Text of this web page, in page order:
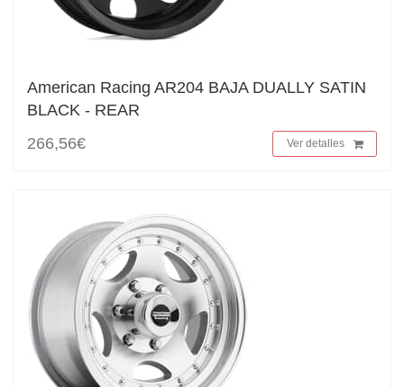
American Racing AR204 BAJA DUALLY SATIN
BLACK - REAR
266,56€
Ver detalles